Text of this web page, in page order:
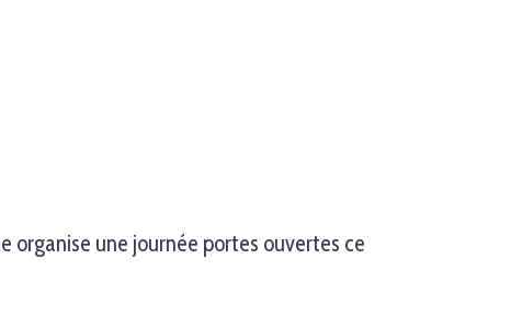
organise une journée portes ouvertes ce